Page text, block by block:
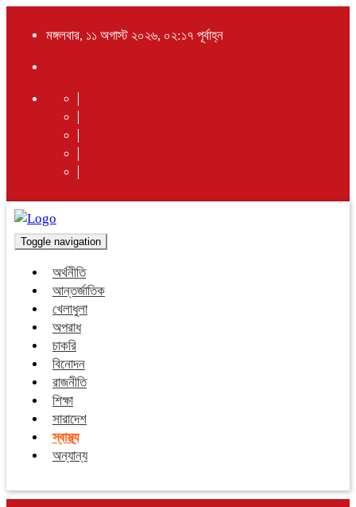
মঙ্গলবার, ১১ অগাস্ট ২০২৬, ০২:১৭ পূর্বাহ্ন
Toggle navigation
অর্থনীতি
আন্তর্জাতিক
খেলাধুলা
অপরাধ
চাকরি
বিনোদন
রাজনীতি
শিক্ষা
সারাদেশ
স্বাস্থ্য
অন্যান্য